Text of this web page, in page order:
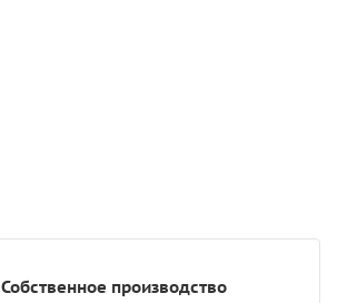
Собственное производство